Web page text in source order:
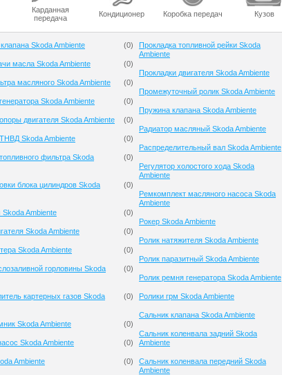
Карданная
передача
Кондиционер Коробка передач Кузов
Skoda Ambiente (0)
масла Skoda Ambiente (0)
масляного Skoda Ambiente (0)
Skoda Ambiente (0)
двигателя Skoda Ambiente (0)
Skoda Ambiente (0)
фильтра Skoda
(0)
блока цилиндров Skoda
(0)
Ambiente (0)
Skoda Ambiente (0)
Skoda Ambiente (0)
горловины Skoda
(0)
картерных газов Skoda
(0)
Skoda Ambiente (0)
Skoda Ambiente (0)
Ambiente (0)
Прокладка топливной рейки Skoda
Ambiente
Прокладки двигателя Skoda Ambiente
Промежуточный ролик Skoda Ambiente
Пружина клапана Skoda Ambiente
Радиатор масляный Skoda Ambiente
Распределительный вал Skoda Ambiente
Регулятор холостого хода Skoda
Ambiente
Ремкомплект масляного насоса Skoda
Ambiente
Рокер Skoda Ambiente
Ролик натяжителя Skoda Ambiente
Ролик паразитный Skoda Ambiente
Ролик ремня генератора Skoda Ambiente
Ролики грм Skoda Ambiente
Сальник клапана Skoda Ambiente
Сальник коленвала задний Skoda
Ambiente
Сальник коленвала передний Skoda
Ambiente